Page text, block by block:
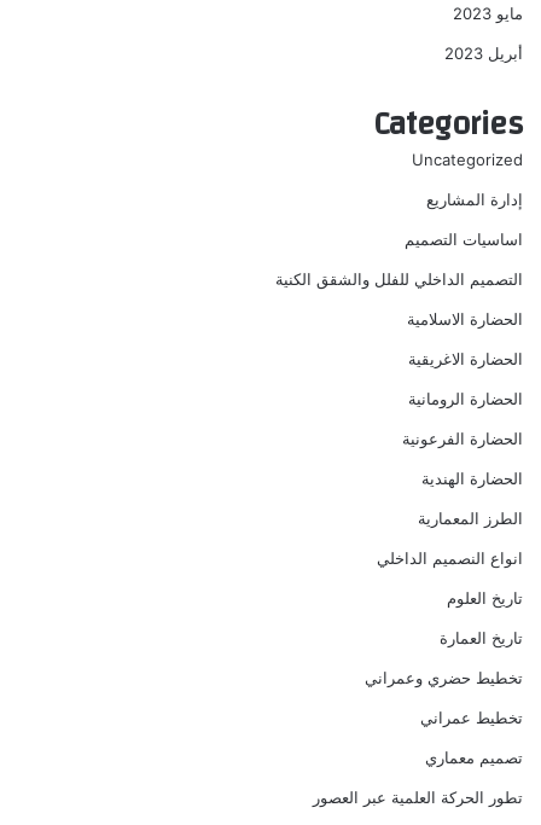
مايو 2023
أبريل 2023
Categories
Uncategorized
إدارة المشاريع
اساسيات التصميم
التصميم الداخلي للفلل والشقق الكنية
الحضارة الاسلامية
الحضارة الاغريقية
الحضارة الرومانية
الحضارة الفرعونية
الحضارة الهندية
الطرز المعمارية
انواع النصميم الداخلي
تاريخ العلوم
تاريخ العمارة
تخطيط حضري وعمراني
تخطيط عمراني
تصميم معماري
تطور الحركة العلمية عبر العصور